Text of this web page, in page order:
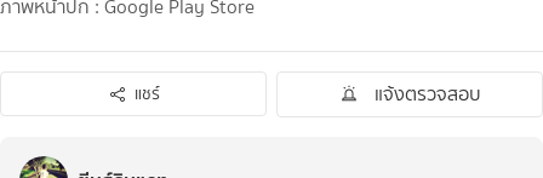
ภาพหน้าปก : Google Play Store
แชร์ แจ้งตรวจสอบ